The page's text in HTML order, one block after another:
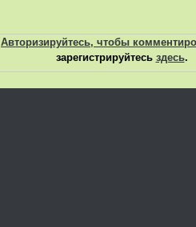
Авторизируйтесь, чтобы
зарегистрируйтесь здесь.